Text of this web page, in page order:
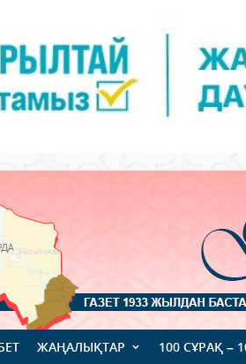
ЖАҢАЛЫҚТАР 100 СҰРАҚ –